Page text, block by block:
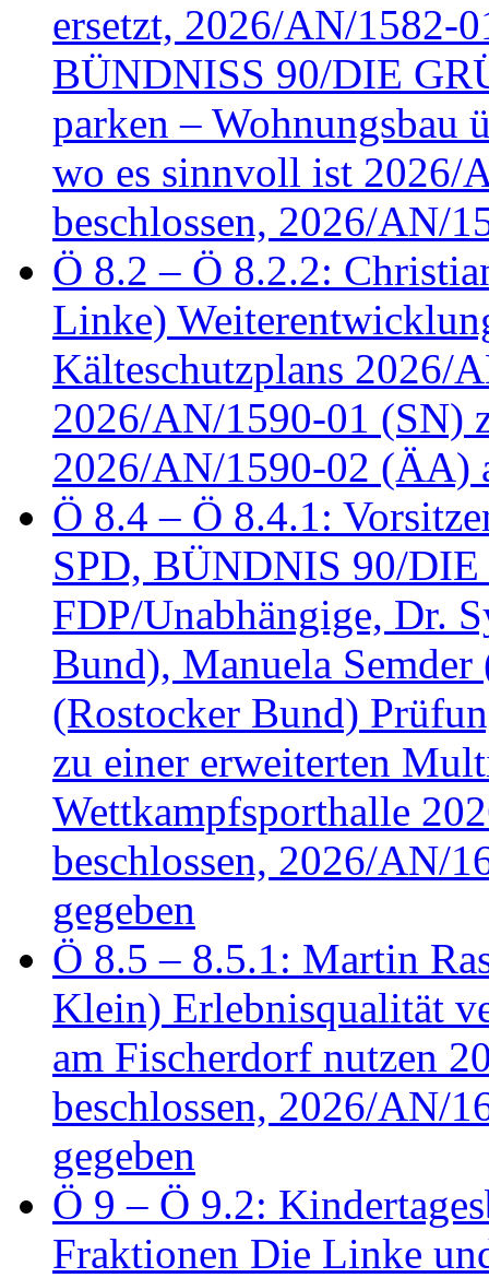
ersetzt, 2026/AN/1582-
BÜNDNISS 90/DIE
parken – Wohnungsbau
wo es sinnvoll ist 2026/
beschlossen, 2026/AN/
Ö 8.2 – Ö 8.2.2:
Linke)
Kälteschutzplans 2026/
2026/AN/1590-01 (SN)
2026/AN/1590-02 (ÄA)
Ö 8.4 – Ö 8.4.1:
SPD, BÜNDNIS 90/
FDP/Unabhängige, Dr.
Bund), Manuela
(Rostocker Bund)
zu einer erweiterten
Wettkampfsporthalle
beschlossen, 2026/AN/
gegeben
Ö 8.5 – 8.5.1: Martin
Klein) Erlebnisqualität
am Fischerdorf nutzen
beschlossen, 2026/AN/
gegeben
Ö 9 – Ö 9.2:
Fraktionen Die Linke